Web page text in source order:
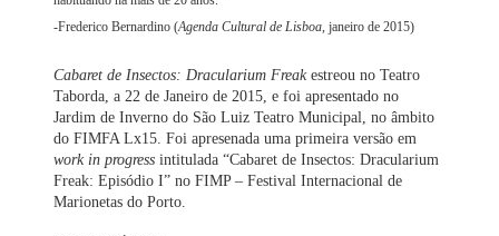
-Frederico Bernardino (Agenda Cultural de Lisboa, janeiro de 2015)
Cabaret de Insectos: Dracularium Freakestreou no Teatro
Taborda, a 22 de Janeiro de 2015, e foi apresentado no
Jardim de Inverno do São Luiz Teatro Municipal, no âmbito
do FIMFA Lx15. Foi apresenada uma primeira versão em
work in progress intitulada “Cabaret de Insectos: Dracularium
Freak: Episódio I” no FIMP – Festival Internacional de
Marionetas do Porto.